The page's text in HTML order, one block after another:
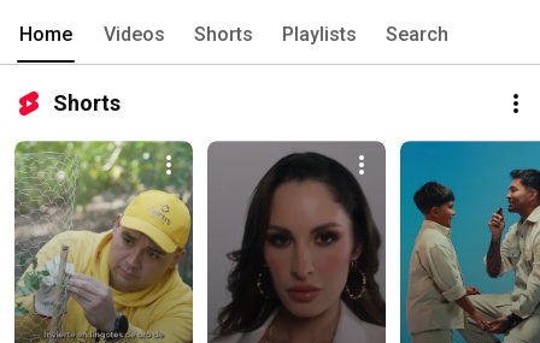
Home Videos Shorts Playlists Search
Shorts